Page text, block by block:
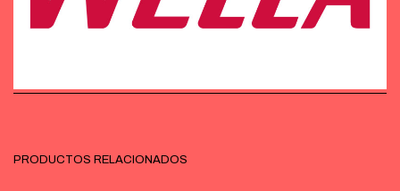
PRODUCTOS RELACIONADOS